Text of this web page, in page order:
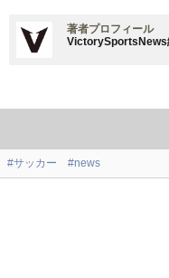
著者プロフィール
VictorySportsNews
#サッカー #news